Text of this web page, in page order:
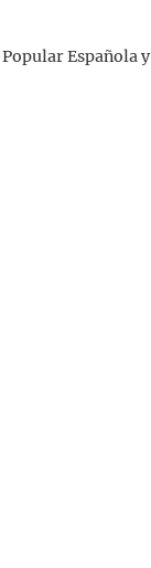
Española y